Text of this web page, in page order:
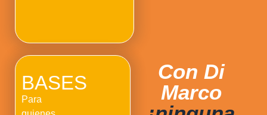
Con Di
Marco
BASES
Para